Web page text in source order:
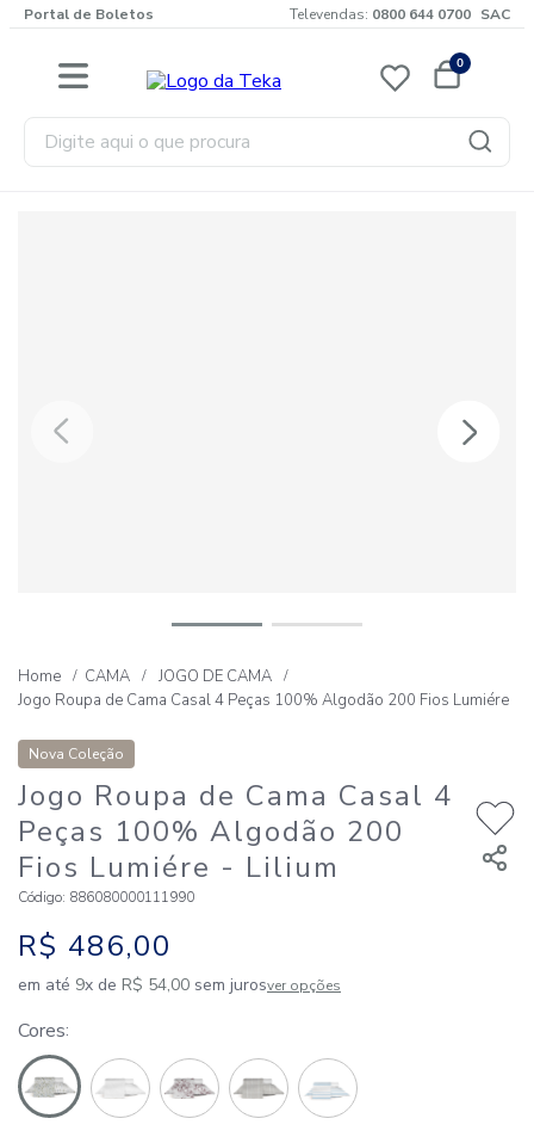
Portal de Boletos Televendas: 0800 644 0700 SAC
0
Digite aqui o que procura
CAMA
JOGO DE CAMA
Jogo Roupa de Cama Casal 4 Peças 100% Algodão 200 Fios Lumiére
Nova Coleção
Jogo Roupa de Cama Casal 4
Peças 100% Algodão 200
Fios Lumiére - Lilium
Código: 886080000111990
R$ 486,00
em até 9x de R$ 54,00 sem jurosver opções
Cores